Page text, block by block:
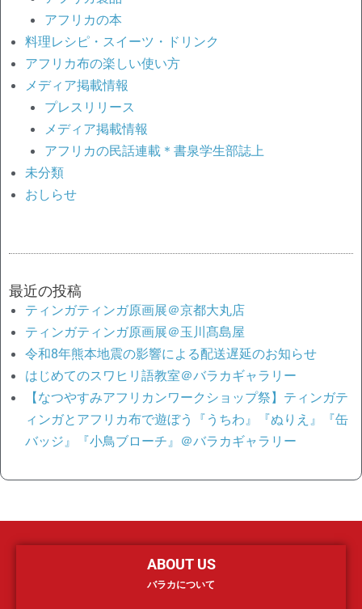
アフリカの本
料理レシピ・スイーツ・ドリンク
アフリカ布の楽しい使い方
メディア掲載情報
プレスリリース
メディア掲載情報
アフリカの民話連載＊書泉学生部誌上
未分類
おしらせ
最近の投稿
ティンガティンガ原画展＠京都大丸店
ティンガティンガ原画展＠玉川髙島屋
令和8年熊本地震の影響による配送遅延のお知らせ
はじめてのスワヒリ語教室＠バラカギャラリー
【なつやすみアフリカンワークショップ祭】ティンガテ
ィンガとアフリカ布で遊ぼう『うちわ』『ぬりえ』『缶
バッジ』『小鳥ブローチ』＠バラカギャラリー
ABOUT US
バラカについて